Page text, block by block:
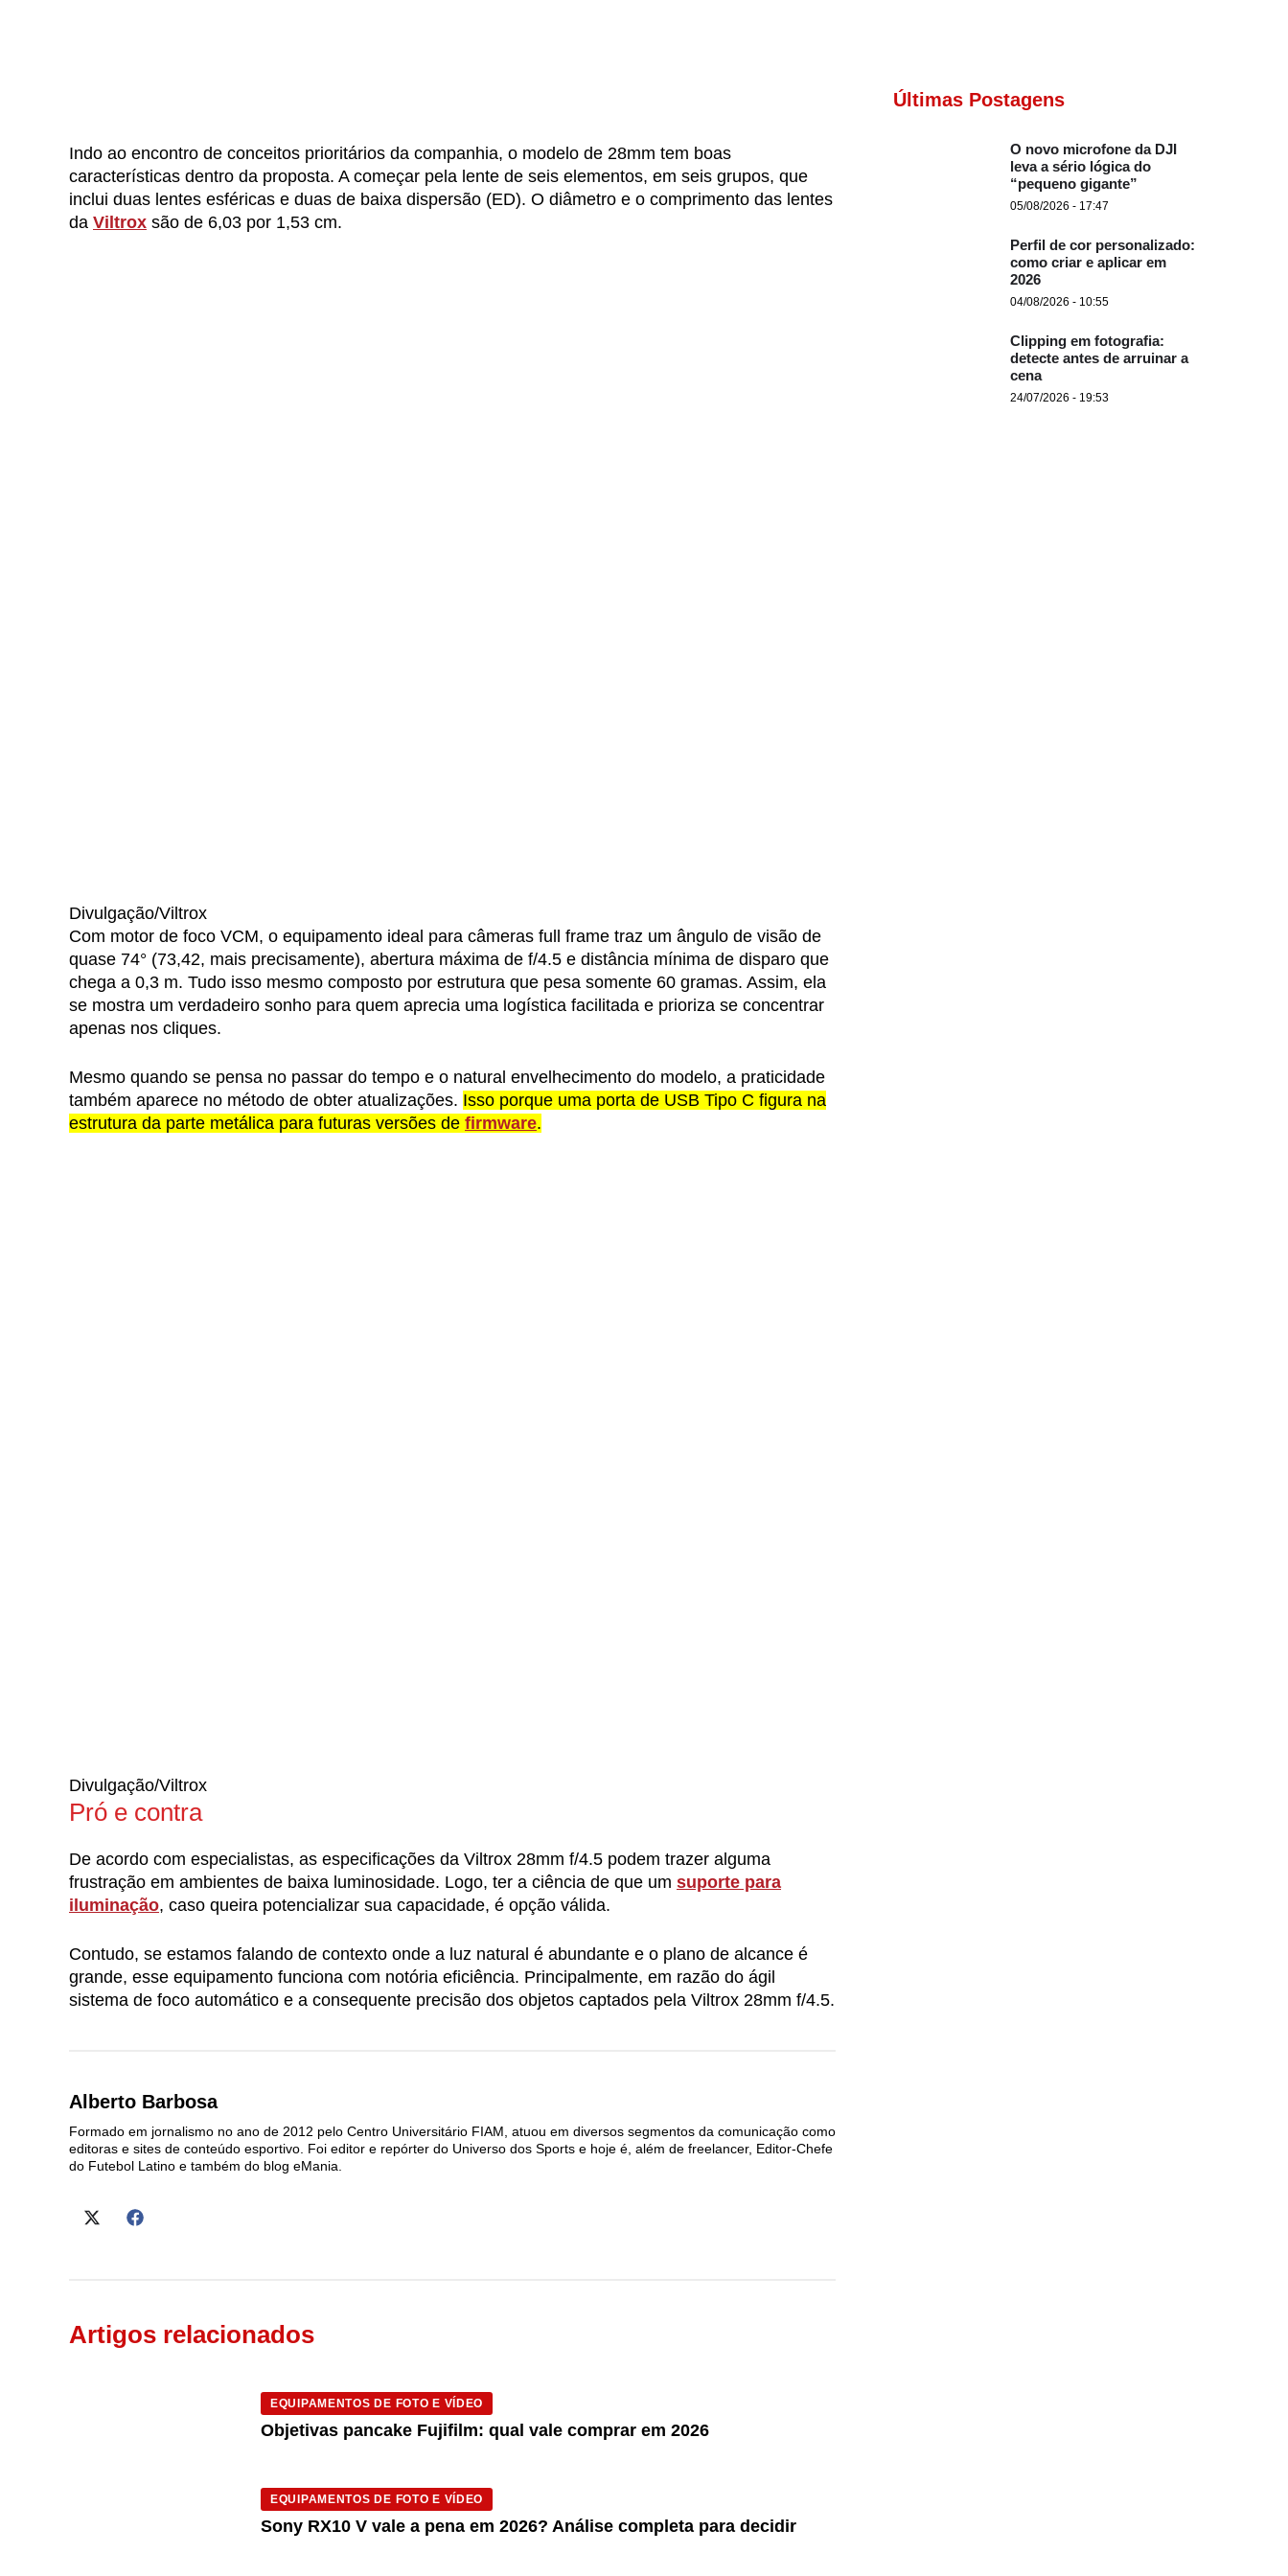
Indo ao encontro de conceitos prioritários da companhia, o modelo de 28mm tem boas
características dentro da proposta. A começar pela lente de seis elementos, em seis grupos, que
inclui duas lentes esféricas e duas de baixa dispersão (ED). O diâmetro e o comprimento das lentes
da Viltrox são de 6,03 por 1,53 cm.
Divulgação/Viltrox
Com motor de foco VCM, o equipamento ideal para câmeras full frame traz um ângulo de visão de
quase 74° (73,42, mais precisamente), abertura máxima de f/4.5 e distância mínima de disparo que
chega a 0,3 m. Tudo isso mesmo composto por estrutura que pesa somente 60 gramas. Assim, ela
se mostra um verdadeiro sonho para quem aprecia uma logística facilitada e prioriza se concentrar
apenas nos cliques.
Mesmo quando se pensa no passar do tempo e o natural envelhecimento do modelo, a praticidade
também aparece no método de obter atualizações. Isso porque uma porta de USB Tipo C figura na
estrutura da parte metálica para futuras versões de firmware.
Divulgação/Viltrox
Pró e contra
De acordo com especialistas, as especificações da Viltrox 28mm f/4.5 podem trazer alguma
frustração em ambientes de baixa luminosidade. Logo, ter a ciência de que um suporte para
iluminação, caso queira potencializar sua capacidade, é opção válida.
Contudo, se estamos falando de contexto onde a luz natural é abundante e o plano de alcance é
grande, esse equipamento funciona com notória eficiência. Principalmente, em razão do ágil
sistema de foco automático e a consequente precisão dos objetos captados pela Viltrox 28mm f/4.5.
Alberto Barbosa
Formado em jornalismo no ano de 2012 pelo Centro Universitário FIAM, atuou em diversos segmentos da comunicação como
editoras e sites de conteúdo esportivo. Foi editor e repórter do Universo dos Sports e hoje é, além de freelancer, Editor-Chefe
do Futebol Latino e também do blog eMania.
Artigos relacionados
EQUIPAMENTOS DE FOTO E VÍDEO
Objetivas pancake Fujifilm: qual vale comprar em 2026
EQUIPAMENTOS DE FOTO E VÍDEO
Sony RX10 V vale a pena em 2026? Análise completa para decidir
Últimas Postagens
O novo microfone da DJI
leva a sério lógica do
“pequeno gigante”
05/08/2026 - 17:47
Perfil de cor personalizado:
como criar e aplicar em
2026
04/08/2026 - 10:55
Clipping em fotografia:
detecte antes de arruinar a
cena
24/07/2026 - 19:53